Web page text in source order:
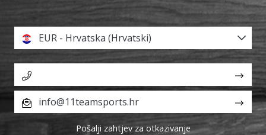
EUR - Hrvatska (Hrvatski)
info@11teamsports.hr
Pošalji zahtjev za otkazivanje